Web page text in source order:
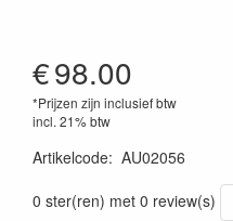
€98.00
*Prijzen zijn inclusief btw
incl. 21% btw
Artikelcode: AU02056
0 ster(ren) met 0 review(s)